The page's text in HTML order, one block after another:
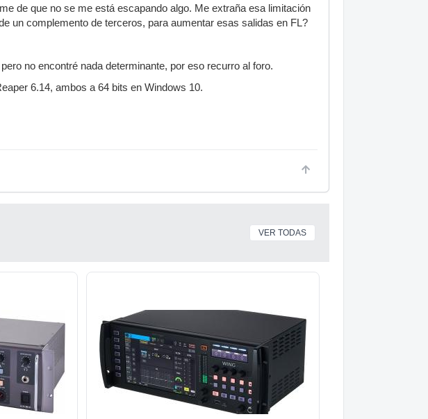
de que no se me está escapando algo. Me extraña esa limitación
un complemento de terceros, para aumentar esas salidas en FL?
no encontré nada determinante, por eso recurro al foro.
6.14, ambos a 64 bits en Windows 10.
VER TODAS